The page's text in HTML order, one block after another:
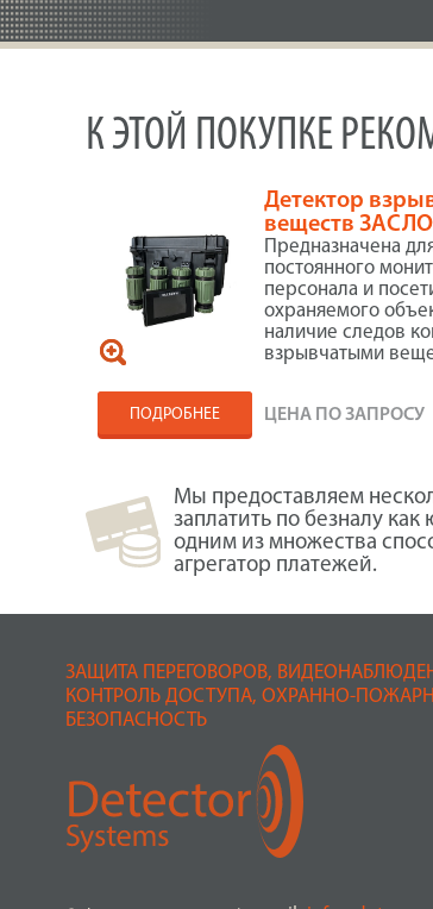
К ЭТОЙ ПОКУПКЕ
Детектор
веществ
Предназначена
постоянного
персонала и
охраняемого
наличие следов
взрывчатыми
ПОДРОБНЕЕ ЦЕНА ПО ЗАПРОСУ
Мы предоставляем
заплатить по безналу
одним из множества
агрегатор платежей.
ЗАЩИТА ПЕРЕГОВОРОВ,
КОНТРОЛЬ ДОСТУПА, ОХРАННО-
БЕЗОПАСНОСТЬ